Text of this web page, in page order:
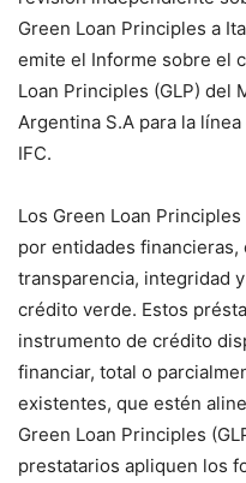
Green Loan Principles a
emite el Informe sobre el
Loan Principles (GLP) del
Argentina S.A para la
IFC.
Los Green Loan
por entidades
transparencia, integridad
crédito verde. Estos
instrumento de crédito
financiar, total o
existentes, que estén
Green Loan Principles
prestatarios apliquen los